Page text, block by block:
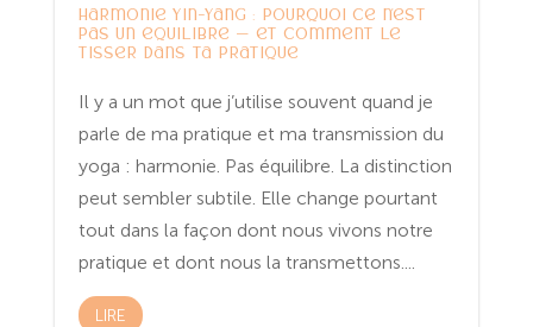
Harmonie Yin-Yang : pourquoi ce n’est
pas un équilibre — et comment le
tisser dans ta pratique
Il y a un mot que j’utilise souvent quand je
parle de ma pratique et ma transmission du
yoga : harmonie. Pas équilibre. La distinction
peut sembler subtile. Elle change pourtant
tout dans la façon dont nous vivons notre
pratique et dont nous la transmettons....
LIRE